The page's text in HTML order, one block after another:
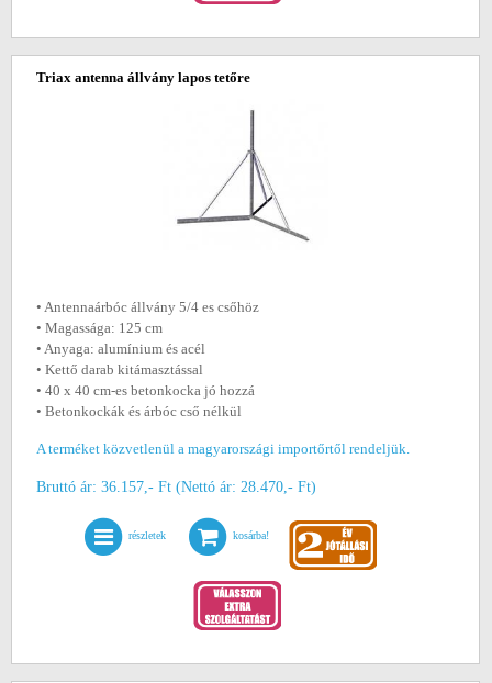
Triax antenna állvány lapos tetőre
• Antennaárbóc állvány 5/4 es csőhöz
• Magassága: 125 cm
• Anyaga: alumínium és acél
• Kettő darab kitámasztással
• 40 x 40 cm-es betonkocka jó hozzá
• Betonkockák és árbóc cső nélkül
A terméket közvetlenül a magyarországi importőrtől rendeljük.
Bruttó ár: 36.157,- Ft (Nettó ár: 28.470,- Ft)
részletek kosárba!